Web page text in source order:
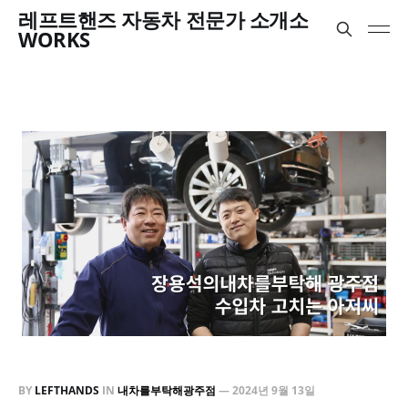
레프트핸즈 자동차 전문가 소개소
WORKS
BY LEFTHANDS IN 내차를부탁해광주점 —2024년 9월 13일